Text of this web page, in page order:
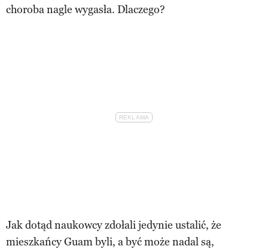
choroba nagle wygasła. Dlaczego?
Jak dotąd naukowcy zdołali jedynie ustalić, że
mieszkańcy Guam byli, a być może nadal są,